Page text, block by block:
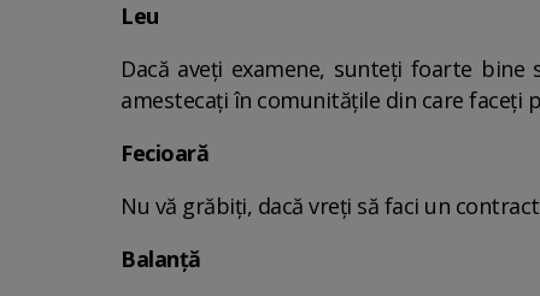
Leu
Dacă aveți examene, sunteți foarte
amestecați în comunitățile din care faceți
Fecioară
Nu vă grăbiți, dacă vreți să faci un
Balanță